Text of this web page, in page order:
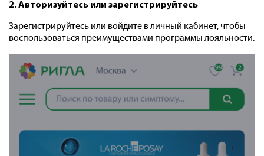
2. Авторизуйтесь или зарегистрируйтесь
Зарегистрируйтесь или войдите в личный кабинет, чтобы
воспользоваться преимуществами программы лояльности.